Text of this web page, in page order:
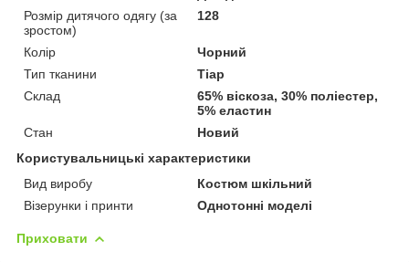
Розмір дитячого одягу (за
зростом)
128
Колір
Чорний
Тип тканини
Тіар
Склад
65% віскоза, 30% поліестер,
5% еластин
Стан
Новий
Користувальницькі характеристики
Вид виробу
Костюм шкільний
Візерунки і принти
Однотонні моделі
Приховати